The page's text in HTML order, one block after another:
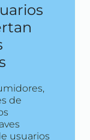
de
usuarios